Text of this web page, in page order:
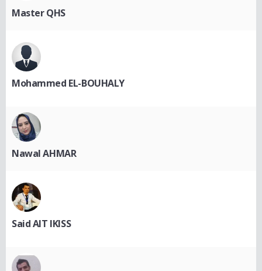
Master QHS
Mohammed EL-BOUHALY
Nawal AHMAR
Said AIT IKISS